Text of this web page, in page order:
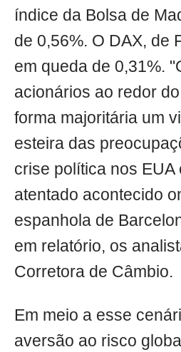
índice da Bolsa de
de 0,56%. O DAX, de
em queda de 0,31%.
acionários ao redor
forma majoritária um
esteira das
crise política nos EUA
atentado acontecido
espanhola de
em relatório, os
Corretora de Câmbio.
Em meio a esse
aversão ao risco